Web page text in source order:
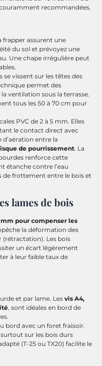
recommandées.
frapper assurent une
du sol et prévoyez une
Une chape irrégulière peut
se vissent sur les têtes des
permet des
ventilation sous la terrasse.
tous les 50 à 70 cm pour
PVC de 2 à 5 mm. Elles
le contact direct avec
d’aération entre la
de pourrissement. La
renforce cette
étanche contre l’eau
de frottement entre le bois et
lames de bois
mm pour compenser les
la déformation des
(rétractation). Les bois
un écart légèrement
à leur faible taux de
et par lame. Les vis A4,
, sont idéales en bord de
bord avec un foret fraisoir.
surtout sur les bois durs
(T-25 ou TX20) facilite le